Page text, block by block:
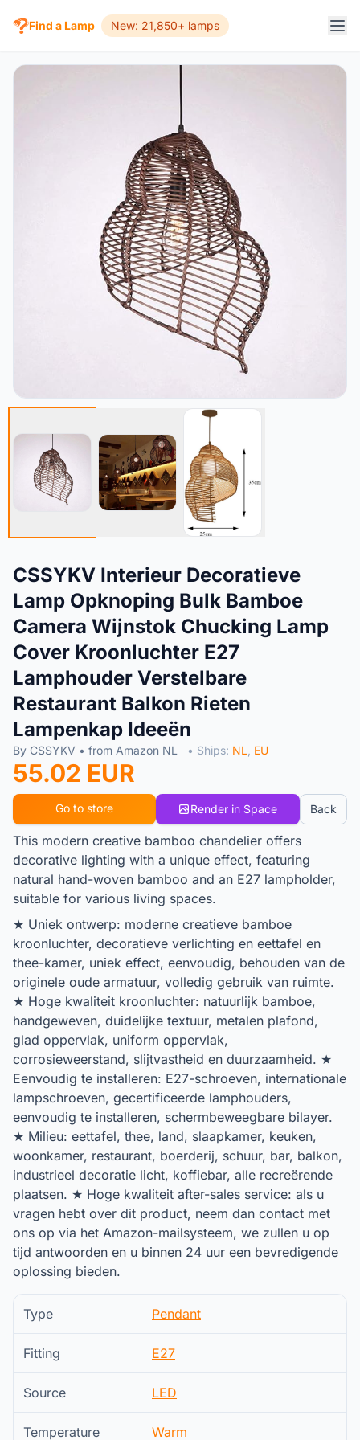
Find a Lamp New: 21,850+ lamps
CSSYKV Interieur Decoratieve
Lamp Opknoping Bulk Bamboe
Camera Wijnstok Chucking Lamp
Cover Kroonluchter E27
Lamphouder Verstelbare
Restaurant Balkon Rieten
Lampenkap Ideeën
By CSSYKV • from Amazon NL • Ships: NL EU
55.02 EUR
Go to store Render in Space Back
This modern creative bamboo chandelier offers
decorative lighting with a unique effect, featuring
natural hand-woven bamboo and an E27 lampholder,
suitable for various living spaces.
★ Uniek ontwerp: moderne creatieve bamboe
kroonluchter, decoratieve verlichting en eettafel en
thee-kamer, uniek effect, eenvoudig, behouden van de
originele oude armatuur, volledig gebruik van ruimte.
★ Hoge kwaliteit kroonluchter: natuurlijk bamboe,
handgeweven, duidelijke textuur, metalen plafond,
glad oppervlak, uniform oppervlak,
corrosieweerstand, slijtvastheid en duurzaamheid. ★
Eenvoudig te installeren: E27-schroeven, internationale
lampschroeven, gecertificeerde lamphouders,
eenvoudig te installeren, schermbeweegbare bilayer.
★ Milieu: eettafel, thee, land, slaapkamer, keuken,
woonkamer, restaurant, boerderij, schuur, bar, balkon,
industrieel decoratie licht, koffiebar, alle recreërende
plaatsen. ★ Hoge kwaliteit after-sales service: als u
vragen hebt over dit product, neem dan contact met
ons op via het Amazon-mailsysteem, we zullen u op
tijd antwoorden en u binnen 24 uur een bevredigende
oplossing bieden.
Type Pendant
Fitting E27
Source LED
Temperature Warm